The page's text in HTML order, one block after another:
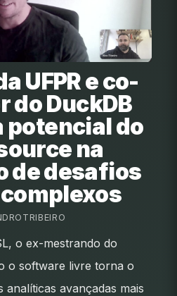
UFPR e co-
do DuckDB
potencial do
na
de desafios
o ex-mestrando do
o software livre torna o
avançadas mais